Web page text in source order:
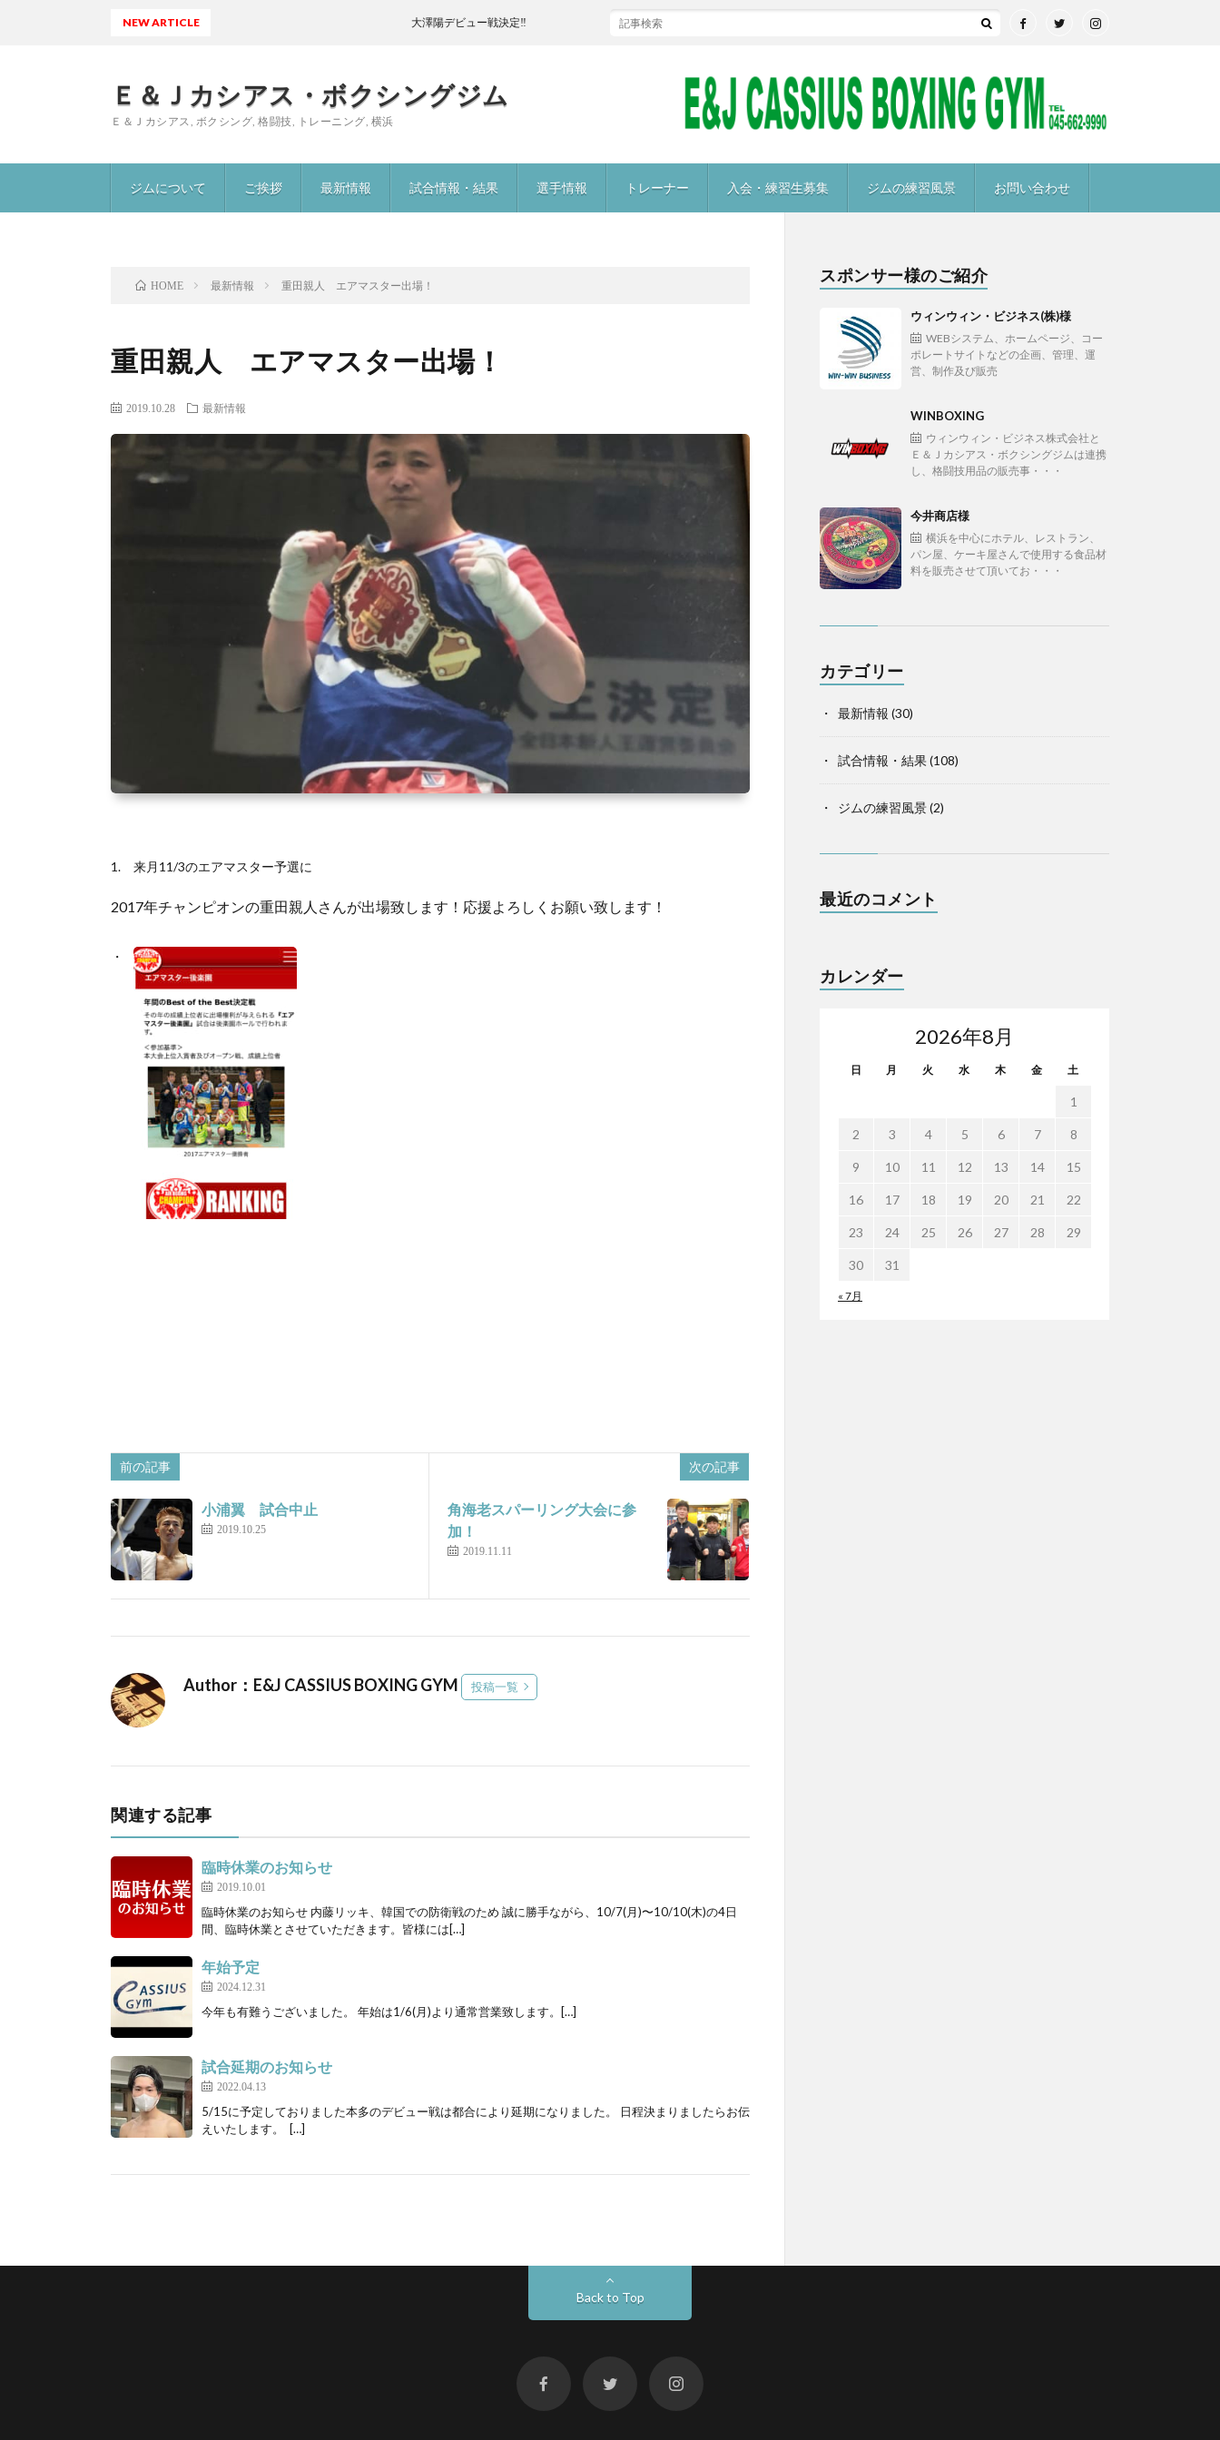
Ｅ＆Ｊカシアス・ボクシングジム
Ｅ＆Ｊカシアス, ボクシング, 格闘技, トレーニング, 横浜
ジムについて ご挨拶 最新情報 試合情報・結果 選手情報 トレーナー 入会・練習生募集 ジムの練習風景 お問い合わせ
NEW ARTICLE 大澤陽デビュー戦決定‼
HOME 最新情報 重田親人 エアマスター出場！
重田親人 エアマスター出場！
2019.10.28 最新情報
来月11/3のエアマスター予選に
2017年チャンピオンの重田親人さんが出場致します！応援よろしくお願い致します！
前の記事
小浦翼 試合中止
2019.10.25
次の記事
角海老スパーリング大会に参
加！
2019.11.11
Author：E&J CASSIUS BOXING GYM 投稿一覧
関連する記事
臨時休業のお知らせ
2019.10.01
臨時休業のお知らせ 内藤リッキ、韓国での防衛戦のため 誠に勝手ながら、10/7(月)〜10/10(木)の4日
間、臨時休業とさせていただきます。皆様には[…]
年始予定
2024.12.31
今年も有難うございました。 年始は1/6(月)より通常営業致します。[…]
試合延期のお知らせ
2022.04.13
5/15に予定しておりました本多のデビュー戦は都合により延期になりました。 日程決まりましたらお伝
えいたします。 […]
スポンサー様のご紹介
ウィンウィン・ビジネス(株)様
WEBシステム、ホームページ、コー
ポレートサイトなどの企画、管理、運
営、制作及び販売
WINBOXING
ウィンウィン・ビジネス株式会社と
Ｅ＆Ｊカシアス・ボクシングジムは連携
し、格闘技用品の販売事・・・
今井商店様
横浜を中心にホテル、レストラン、
パン屋、ケーキ屋さんで使用する食品材
料を販売させて頂いてお・・・
カテゴリー
最新情報 (30)
試合情報・結果(108)
ジムの練習風景(2)
最近のコメント
カレンダー
2026年8月
日 月 火 水 木 金 土
« 7月
1
2 3 4 5 6 7 8
9 10 11 12 13 14 15
16 17 18 19 20 21 22
23 24 25 26 27 28 29
30 31
Back to Top